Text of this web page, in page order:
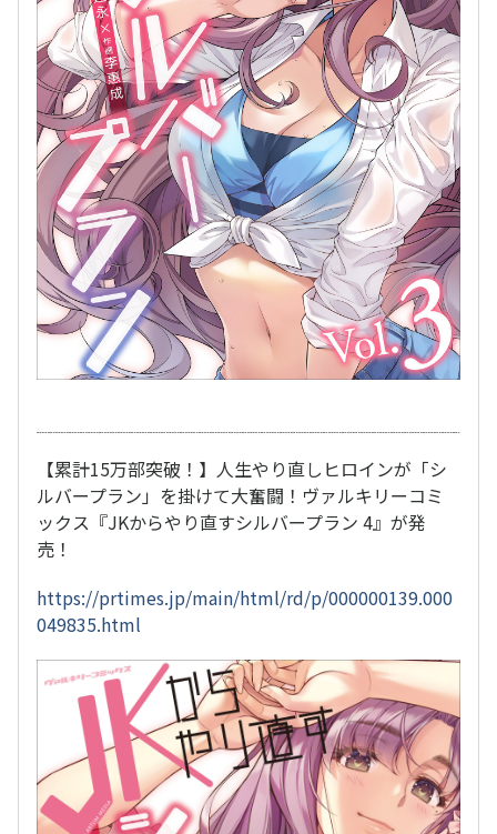
【累計15万部突破！】人生やり直しヒロインが「シ
ルバープラン」を掛けて大奮闘！ヴァルキリーコミ
ックス『JKからやり直すシルバープラン 4』が発
売！
https://prtimes.jp/main/html/rd/p/000000139.000
049835.html